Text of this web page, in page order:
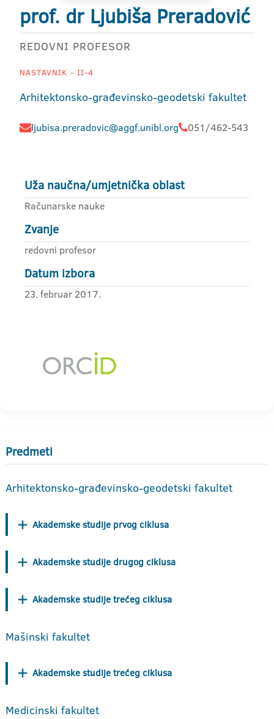
prof. dr Ljubiša Preradović
REDOVNI PROFESOR
NASTAVNIK - II-4
Arhitektonsko-građevinsko-geodetski fakultet
ljubisa.preradovic@aggf.unibl.org 051/462-543
Uža naučna/umjetnička oblast
Računarske nauke
Zvanje
redovni profesor
Datum izbora
23. februar 2017.
Predmeti
Arhitektonsko-građevinsko-geodetski fakultet
Akademske studije prvog ciklusa
Akademske studije drugog ciklusa
Akademske studije trećeg ciklusa
Mašinski fakultet
Akademske studije trećeg ciklusa
Medicinski fakultet